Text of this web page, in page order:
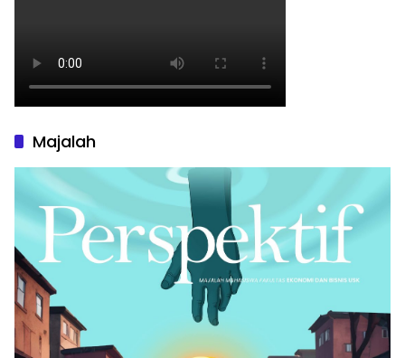
Majalah